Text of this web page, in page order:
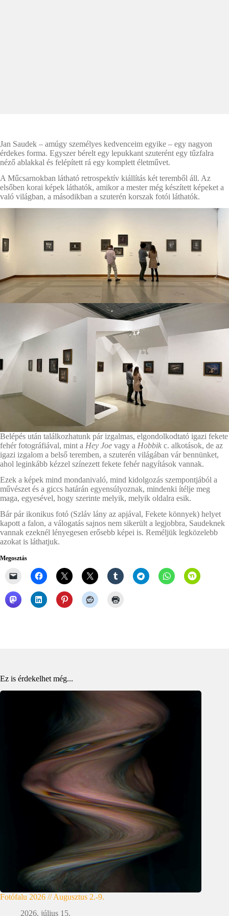
Jan Saudek – amúgy személyes kedvenceim egyike – egy nagyon
érdekes forma. Egyszer bérelt egy lepukkant szuterént egy tűzfalra
néző ablakkal és felépített rá egy komplett életművet.
A Műcsarnokban látható retrospektív kiállítás két teremből áll. Az
elsőben korai képek láthatók, amikor a mester még készített képeket a
való világban, a másodikban a szuterén korszak fotói láthatók.
Belépés után találkozhatunk pár izgalmas, elgondolkodtató igazi fekete
fehér fotográfiával, mint a Hey Joe vagy a Hobbik c. alkotások, de az
igazi izgalom a belső teremben, a szuterén világában vár bennünket,
ahol leginkább kézzel színezett fekete fehér nagyítások vannak.
Ezek a képek mind mondanivaló, mind kidolgozás szempontjából a
művészet és a giccs határán egyensúlyoznak, mindenki ítélje meg
maga, egyesével, hogy szerinte melyik, melyik oldalra esik.
Bár pár ikonikus fotó (Szláv lány az apjával, Fekete könnyek) helyet
kapott a falon, a válogatás sajnos nem sikerült a legjobbra, Saudeknek
vannak ezeknél lényegesen erősebb képei is. Reméljük legközelebb
azokat is láthatjuk.
Megosztás
Ez is érdekelhet még...
Fotófalu 2026 // Augusztus 2.-9.
2026. július 15.